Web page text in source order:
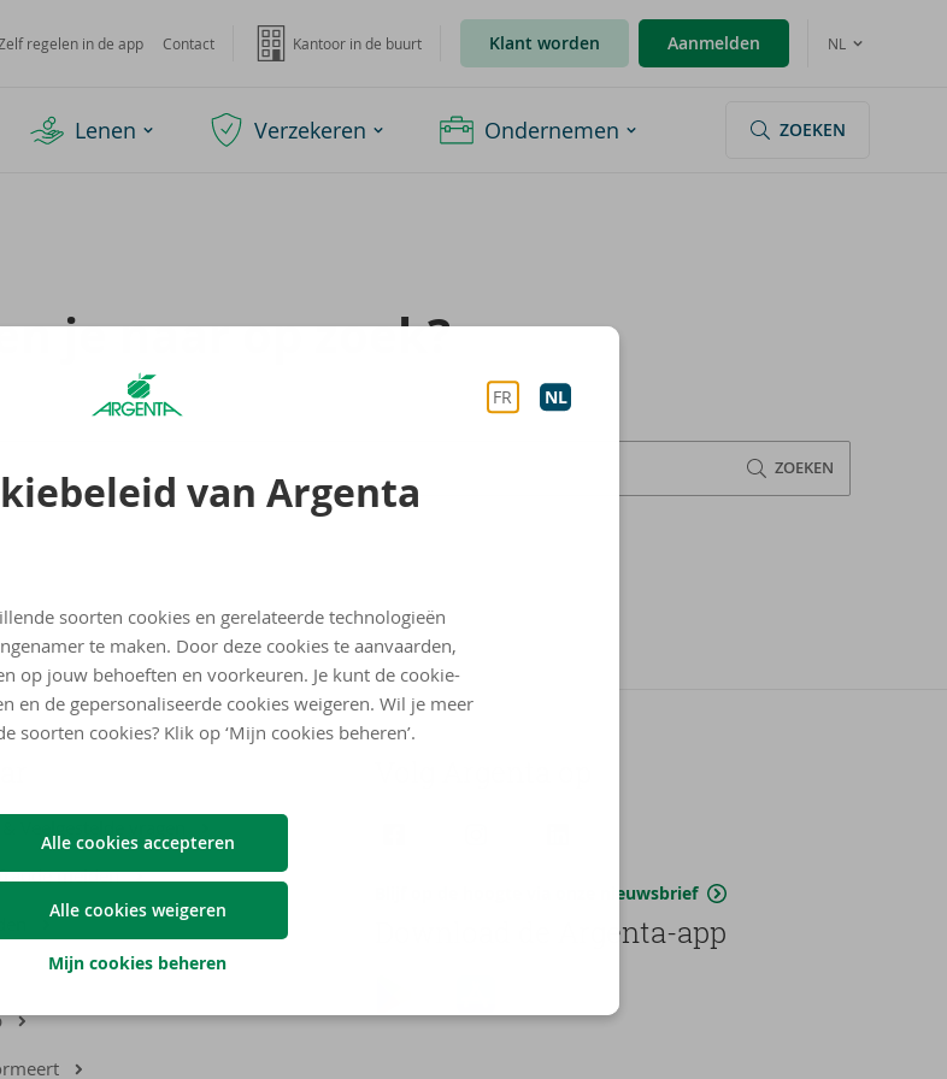
FR NL
van Argenta
soorten cookies en gerelateerde technologieën
te maken. Door deze cookies te aanvaarden,
op jouw behoeften en voorkeuren. Je kunt de cookie-
en de gepersonaliseerde cookies weigeren. Wil je meer
soorten cookies? Klik op ‘Mijn cookies beheren’.
Alle cookies accepteren
Alle cookies weigeren
Mijn cookies beheren
regelen in de app Contact Kantoor in de buurt Klant worden Aanmelden NL
Lenen Verzekeren Ondernemen ZOEKEN
je naar op zoek?
ZOEKEN
melden
Blijf op de hoogte via onze nieuwsbrief
Download de Argenta-app